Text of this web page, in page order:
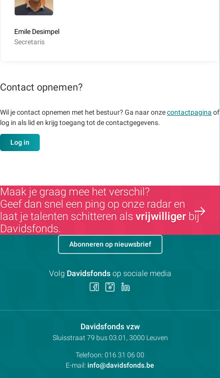
Emile Desimpel
Secretaris
Contact opnemen?
Wil je contact opnemen met het bestuur? Ga naar onzecontactpagina of
log in als lid en krijg toegang tot de contactgegevens.
Log in
Maak je graag mee het verschil?
Geef dan snel een ping op onze radar en
laat je talenten schitteren als vrijwilliger bij
Davidsfonds.
Davidsfonds vzwContactpersoon:
Adres:
Sluisstraat 79 bus 03.01, 3000 Leuven
Telefoon: 016 31 06 00
E-mail: info@davidsfonds.be
Abonneren op nieuwsbrief
Volg Davidsfondsop sociale media
Volg Volg